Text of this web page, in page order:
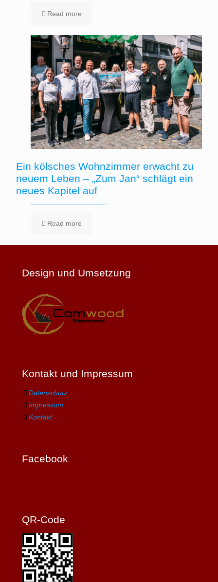
Read more
Ein kölsches Wohnzimmer erwacht zu
neuem Leben – „Zum Jan“ schlägt ein
neues Kapitel auf
Read more
Design und Umsetzung
Kontakt und Impressum
Datenschutz
Impressum
Kontakt
Facebook
QR-Code